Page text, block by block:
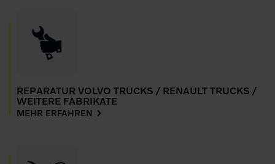
REPARATUR VOLVO TRUCKS / RENAULT TRUCKS /
WEITERE FABRIKATE
MEHR ERFAHREN